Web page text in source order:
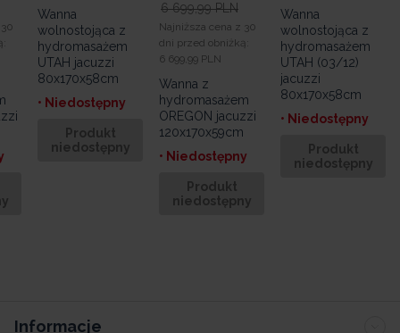
Wanna
wolnostojąca z
hydromasażem
UTAH jacuzzi
80x170x58cm
• Niedostępny
Produkt
niedostępny
6 699,99 PLN
Najniższa cena z 30
dni przed obniżką:
6 699,99 PLN
Wanna z
hydromasażem
OREGON jacuzzi
120x170x59cm
• Niedostępny
Produkt
niedostępny
Wanna
wolnostojąca z
hydromasażem
UTAH (03/12)
jacuzzi
80x170x58cm
• Niedostępny
Produkt
niedostępny
Informacje